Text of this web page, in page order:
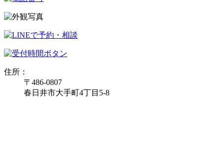
住所：
〒486-0807
春日井市大手町4丁目5-8